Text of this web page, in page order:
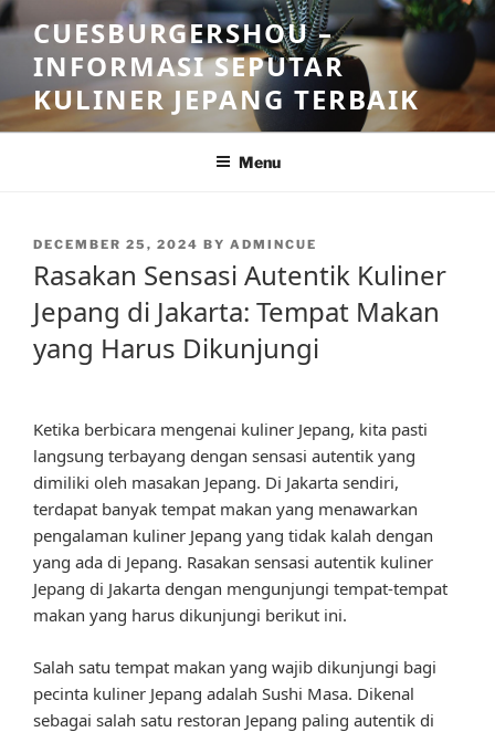
Skip
to
content
CUESBURGERSHOU –
INFORMASI SEPUTAR
KULINER JEPANG TERBAIK
Menu
POSTED
DECEMBER 25, 2024 BY ADMINCUE
Rasakan Sensasi Autentik Kuliner
Jepang di Jakarta: Tempat Makan
yang Harus Dikunjungi
Ketika berbicara mengenai kuliner Jepang, kita pasti
langsung terbayang dengan sensasi autentik yang
dimiliki oleh masakan Jepang. Di Jakarta sendiri,
terdapat banyak tempat makan yang menawarkan
pengalaman kuliner Jepang yang tidak kalah dengan
yang ada di Jepang. Rasakan sensasi autentik kuliner
Jepang di Jakarta dengan mengunjungi tempat-tempat
makan yang harus dikunjungi berikut ini.
Salah satu tempat makan yang wajib dikunjungi bagi
pecinta kuliner Jepang adalah Sushi Masa. Dikenal
sebagai salah satu restoran Jepang paling autentik di